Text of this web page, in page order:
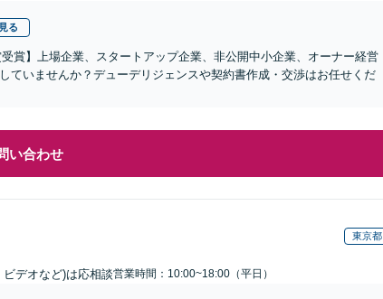
る
賞】上場企業、スタートアップ企業、非公開中小企業、オーナー経営
ていませんか？デューデリジェンスや契約書作成・交渉はお任せくだ
い合わせ
東京都
デオなど)は応相談営業時間：10:00~18:00（平日）